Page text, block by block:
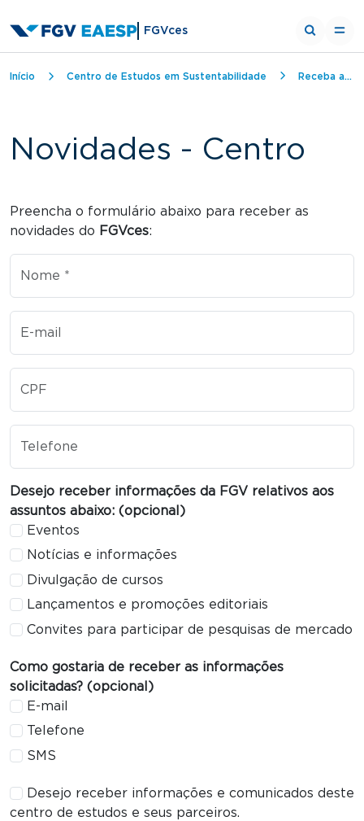
FGVces
Trilha de navegação
Início Centro de Estudos em Sustentabilidade Receba as novidades do FGVces
Novidades - Centro
Centro
Preecha o formulário
Preencha o formulário abaixo para receber as
novidades do FGVces:
Desejo receber informações da FGV relativos aos
assuntos abaixo: (opcional)
Eventos
Notícias e informações
Divulgação de cursos
Lançamentos e promoções editoriais
Convites para participar de pesquisas de mercado
Como gostaria de receber as informações
solicitadas? (opcional)
E-mail
Telefone
SMS
Desejo receber informações e comunicados deste
centro de estudos e seus parceiros.